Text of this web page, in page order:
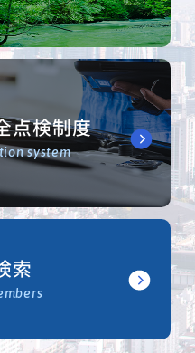
点検制度
system
索